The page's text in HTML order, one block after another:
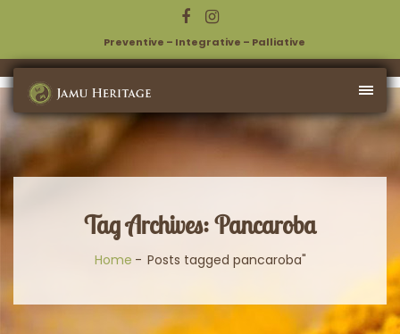
Preventive – Integrative – Palliative
Tag Archives: Pancaroba
Home Posts tagged pancaroba"